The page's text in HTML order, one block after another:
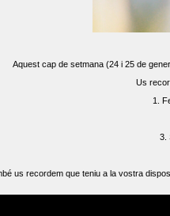
Aquest cap de setmana (24 i 25 de
Us
1.
3.
us recordem que teniu a la vostra